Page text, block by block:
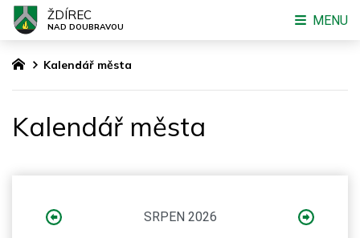
Kalendář města
Kalendář města
SRPEN 2026
ŽDÍREC
NAD DOUBRAVOU MENU